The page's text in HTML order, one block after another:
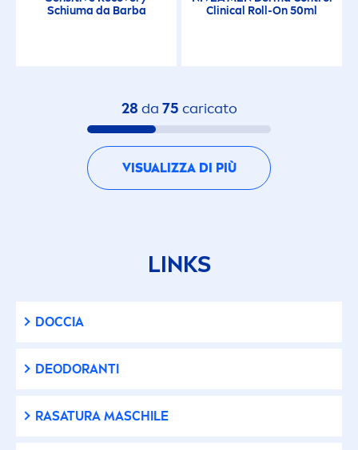
Schiuma da Barba
Clinical Roll-On 50ml
28 da 75 caricato
VISUALIZZA DI PIÙ
LINKS
DOCCIA
DEODORANTI
RASATURA MASCHILE